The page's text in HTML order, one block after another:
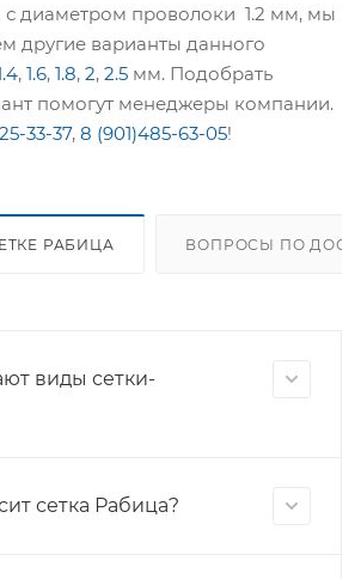
диаметром проволоки 1.2 мм, мы
другие варианты данного
, 1.6, 1.8, 2, 2.5 мм. Подобрать
помогут менеджеры компании.
33-37, 8 (901)485-63-05!
РАБИЦА ВОПРОСЫ ПО
виды сетки-
сетка Рабица?